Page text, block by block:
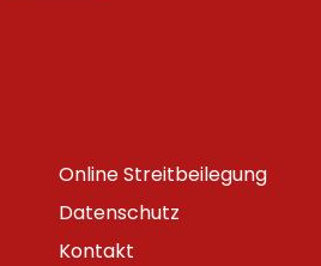
Online Streitbeilegung
Datenschutz
Kontakt